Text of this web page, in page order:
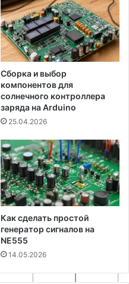
Сборка и выбор
компонентов для
солнечного контроллера
заряда на Arduino
25.04.2026
Как сделать простой
генератор сигналов на
NE555
14.05.2026